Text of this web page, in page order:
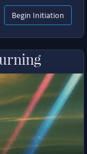
Begin Initiation